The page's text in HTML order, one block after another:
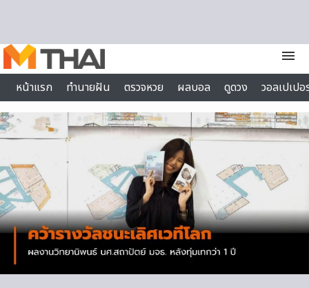
menu
หน้าแรก
ทำนายฝัน ตรวจหวย ผลบอล ดูดวง
วอลเปเป
ไลฟ์สไตล์